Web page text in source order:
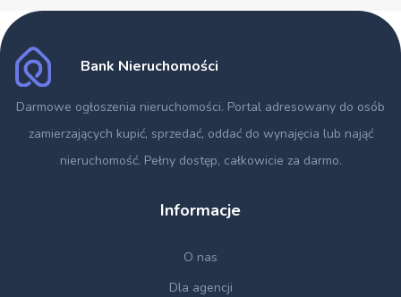
Bank Nieruchomości
Darmowe ogłoszenia nieruchomości. Portal adresowany do osób
zamierzających kupić, sprzedać, oddać do wynajęcia lub nająć
nieruchomość. Pełny dostęp, całkowicie za darmo.
Informacje
O nas
Dla agencji